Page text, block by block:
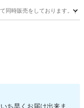
同時販売をしております。
ち早くお届け出来ま